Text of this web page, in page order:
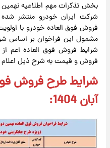
بخش تذکرات مهم اطلاعیه
شرکت ایران خودرو منتشر
فروش فوق العاده خودرو با
مشمول این فراخوان بر اساس
شرایط فروش فوق العاده اعم
فروش و قیمت به شرح ذیل
شرایط طرح فروش
آبان 1404: